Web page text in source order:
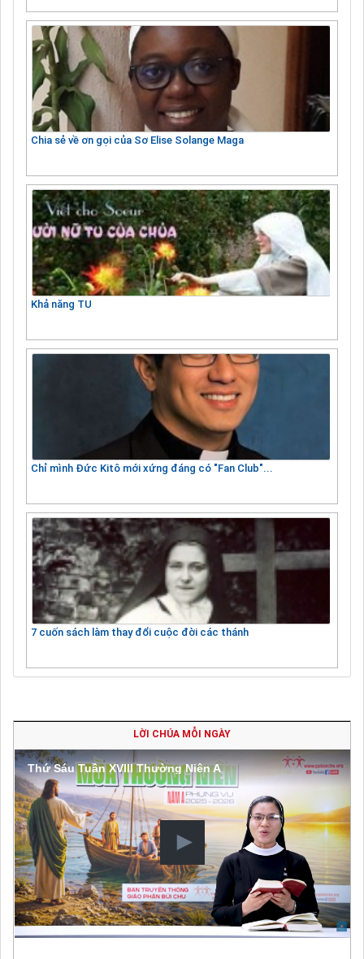
Chia sẻ về ơn gọi của Sơ Elise Solange Maga
Khả năng TU
Chỉ mình Đức Kitô mới xứng đáng có "Fan Club"...
7 cuốn sách làm thay đổi cuộc đời các thánh
LỜI CHÚA MỖI NGÀY
Thứ Sáu Tuần XVIII Thường Niên A